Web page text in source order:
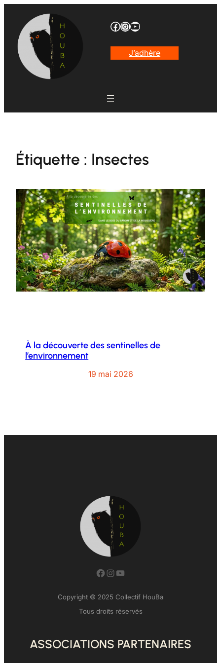
contenu
Facebook InstagramYouTube
J’adhère
Étiquette : Insectes
À la découverte des sentinelles de
l’environnement
19 mai 2026
Facebook
Instagram
YouTube
Copyright © 2025 Collectif HouBa
Tous droits réservés
ASSOCIATIONS PARTENAIRES